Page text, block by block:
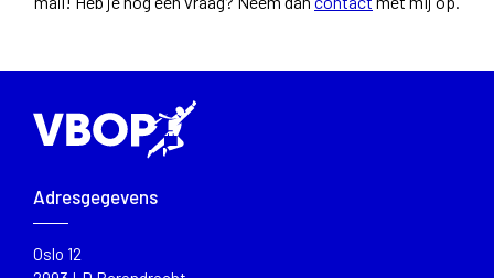
Adresgegevens
Oslo 12